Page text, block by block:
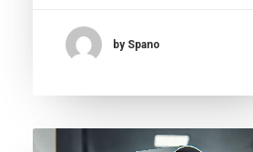
by Spano